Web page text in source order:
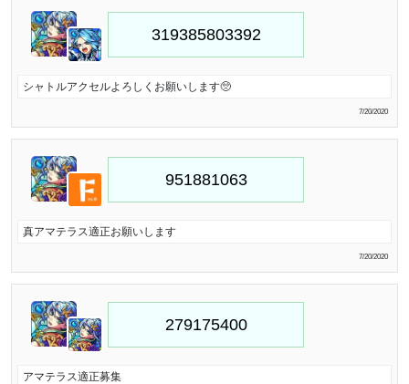
シャトルアクセルよろしくお願いします🥺
7/20/2020
真アマテラス適正お願いします
7/20/2020
アマテラス適正募集